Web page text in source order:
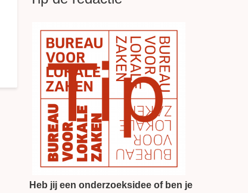
Heb jij een onderzoeksidee of ben je